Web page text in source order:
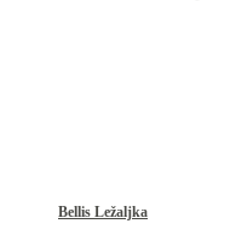
Bellis Ležaljka